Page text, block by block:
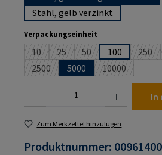
Stahl, gelb verzinkt
Verpackungseinheit
10(Diese Option ist zurzeit nicht
25(Diese Option ist zurzeit
50(Diese Option ist
100 250
2500(Diese Option ist zurzeit nicht
5000 10000(Diese
In
Zum Merkzettel hinzufügen
Produktnummer: